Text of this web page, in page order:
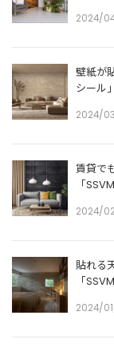
2024/
壁紙が
シール
2024/
賃貸で
「
2024/
貼れる
「
2024/